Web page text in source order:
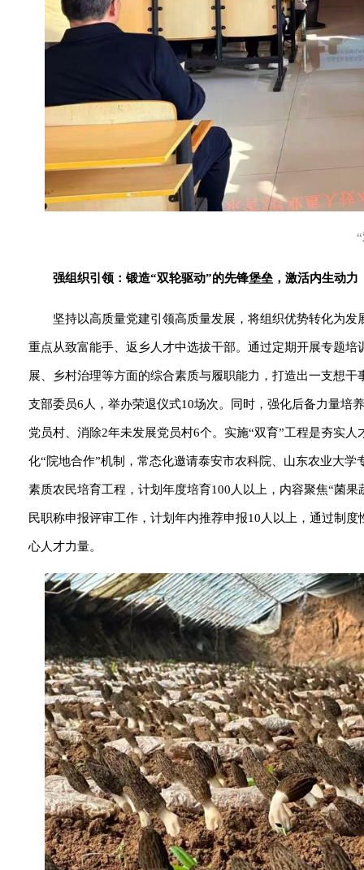
强组织引领：锻造“双轮驱动”的先锋堡垒，激活内生动力
坚持以高质量党建引领高质量发展，将组织优势转化为
重点从致富能手、返乡人才中选拔干部。通过定期开展专题
展、乡村治理等方面的综合素质与履职能力，打造出一支想
支部委员6人，举办荣退仪式10场次。同时，强化后备力量培
党员村、消除2年未发展党员村6个。实施“双育”工程是夯实
化“院地合作”机制，常态化邀请泰安市农科院、山东农业大
素质农民培育工程，计划年度培育100人以上，内容聚焦“菌
民职称申报评审工作，计划年内推荐申报10人以上，通过制
心人才力量。